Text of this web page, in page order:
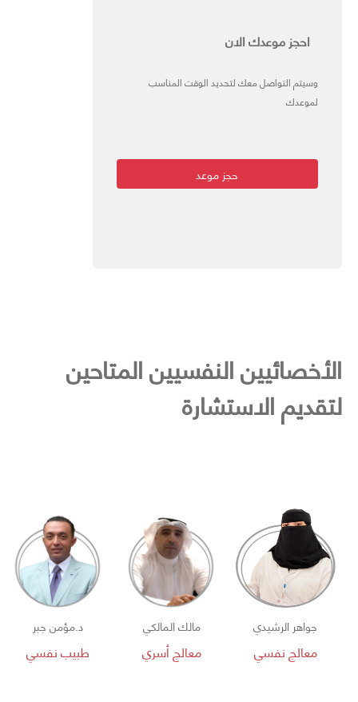
احجز موعدك الان
وسيتم التواصل معك لتحديد الوقت المناسب
لموعدك
حجز موعد
الأخصائيين النفسيين المتاحين
لتقديم الاستشارة
جواهر الرشيدي
معالج نفسي
مالك المالكي
معالج أسري
د.مؤمن جبر
طبيب نفسي